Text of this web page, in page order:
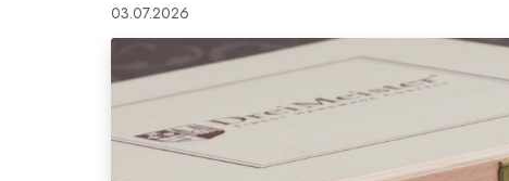
03.07.2026